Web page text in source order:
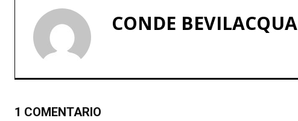
CONDE BEVILACQUA
1 COMENTARIO